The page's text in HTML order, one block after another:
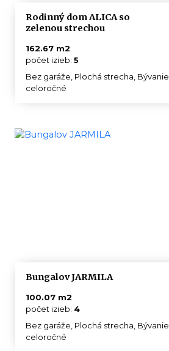
Rodinný dom ALICA so
zelenou strechou
162.67 m2
počet izieb: 5
Bez garáže, Plochá strecha, Bývanie
celoročné
Bungalov JARMILA
100.07 m2
počet izieb: 4
Bez garáže, Plochá strecha, Bývanie
celoročné